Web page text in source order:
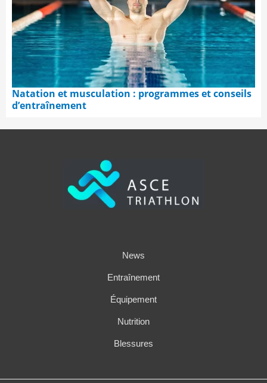
Natation et musculation : programmes et conseils
d’entraînement
News
Entraînement
Équipement
Nutrition
Blessures